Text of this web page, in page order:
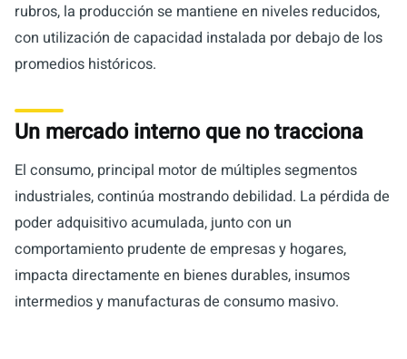
rubros, la producción se mantiene en niveles reducidos,
con utilización de capacidad instalada por debajo de los
promedios históricos.
Un mercado interno que no tracciona
El consumo, principal motor de múltiples segmentos
industriales, continúa mostrando debilidad. La pérdida de
poder adquisitivo acumulada, junto con un
comportamiento prudente de empresas y hogares,
impacta directamente en bienes durables, insumos
intermedios y manufacturas de consumo masivo.